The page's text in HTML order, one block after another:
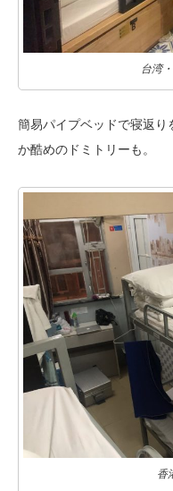
台湾
簡易パイプベッドで寝返り
か酷めのドミトリーも。
香